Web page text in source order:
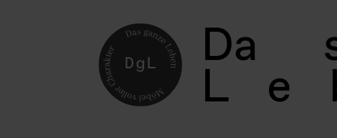
Da
L e